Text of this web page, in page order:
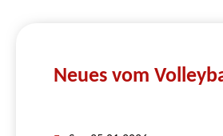
Neues vom